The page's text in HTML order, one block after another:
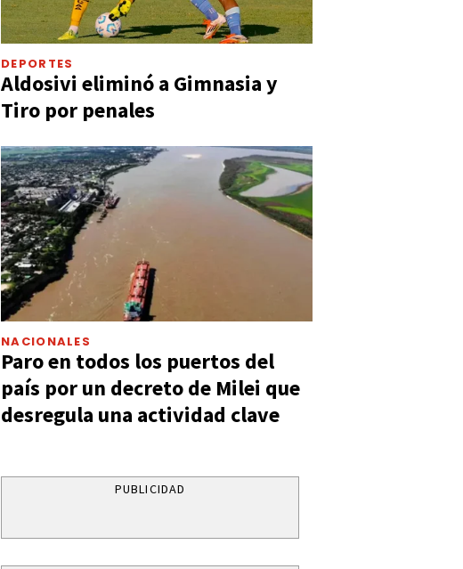
DEPORTES
Aldosivi eliminó a Gimnasia y
Tiro por penales
NACIONALES
Paro en todos los puertos del
país por un decreto de Milei que
desregula una actividad clave
PUBLICIDAD